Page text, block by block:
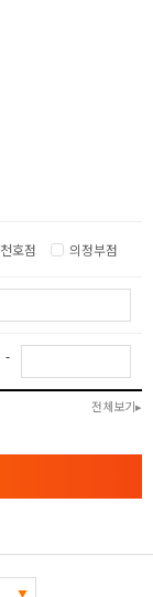
천호점 의정부점
-
전체보기